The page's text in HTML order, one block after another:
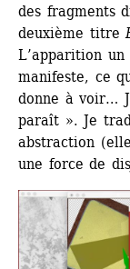
des fragments
deuxième titre
L’apparition un
manifeste, ce
donne à voir…
paraît ». Je
abstraction
une force de